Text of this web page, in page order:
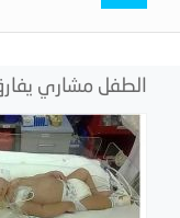
navigation
الطفل مشاري يفارق